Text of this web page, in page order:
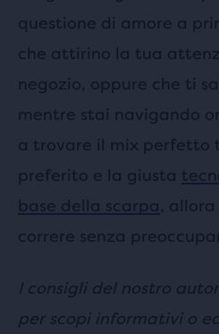
questione di amore a
che attirino la tua
negozio, oppure che ti
mentre stai navigando
a trovare il mix perfetto
preferito e la giusta
base della scarpa,
correre senza
I consigli del nostro
per scopi informativi o